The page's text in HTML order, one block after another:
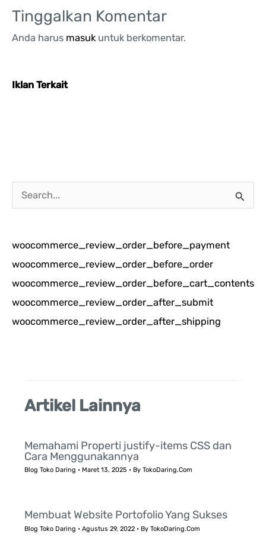
Tinggalkan Komentar
Anda harus masuk untuk berkomentar.
Iklan Terkait
a
i
u
n
t
u
woocommerce_review_order_before_payment
woocommerce_review_order_before_order
woocommerce_review_order_before_cart_contents
woocommerce_review_order_after_submit
woocommerce_review_order_after_shipping
Artikel Lainnya
Memahami Properti justify-items CSS dan
Cara Menggunakannya
Blog Toko Daring • Maret 13, 2025 • ByTokoDaring.Com
Membuat Website Portofolio Yang Sukses
Blog Toko Daring •Agustus 29, 2022 • ByTokoDaring.Com